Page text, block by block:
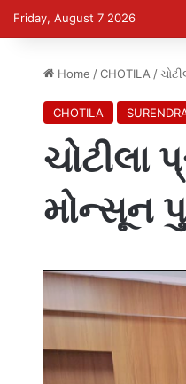
Friday, August 7 2026
Home / CHOTILA /
CHOTILA
ચોટીલા
મોન્સૂન